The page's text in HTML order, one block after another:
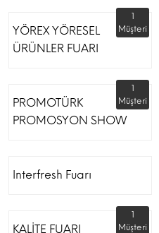
YÖREX YÖRESEL
ÜRÜNLER FUARI
1
Müşteri
PROMOTÜRK
PROMOSYON SHOW
1
Müşteri
Interfresh Fuarı
KALİTE FUARI
1
Müşteri